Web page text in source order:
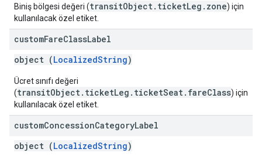
Biniş bölgesi değeri (transitObject.ticketLeg.zone) için
kullanılacak özel etiket.
customFareClassLabel
object (LocalizedString)
Ücret sınıfı değeri
(transitObject.ticketLeg.ticketSeat.fareClass) için
kullanılacak özel etiket.
customConcessionCategoryLabel
object (LocalizedString)